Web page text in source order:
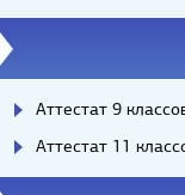
Аттестат 9
Аттестат 11